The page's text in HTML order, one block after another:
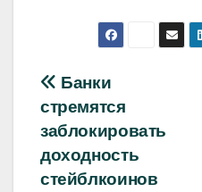
Навигация
по
записям
Банки
стремятся
заблокировать
доходность
стейблкоинов